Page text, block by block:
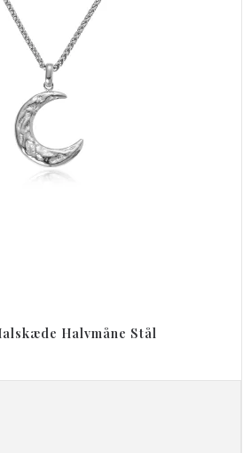
Halvmåne Stål